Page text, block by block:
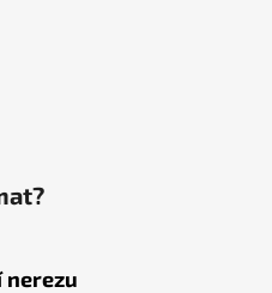
nerezu